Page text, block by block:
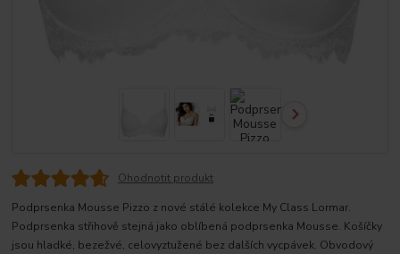
Ohodnotit produkt
Podprsenka Mousse Pizzo z nové stálé kolekce My Class Lormar.
Podprsenka střihově stejná jako oblíbená podprsenka Mousse. Košíčky
jsou hladké, bezežvé, celovyztužené bez dalších vycpávek. Obvodový